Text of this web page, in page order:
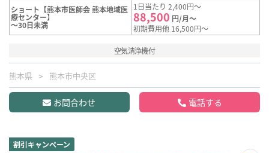
ショート【熊本市医師会 熊本地域医
療センター】
～30日未満
1日当たり 2,400円～
88,500 円/月～
初期費用他 16,500円～
空気清浄機付
熊本県 熊本市中央区
お問合わせ 電話する
割引キャンペーン